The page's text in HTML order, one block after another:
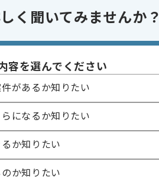
く聞いてみませんか？
容を選んでください
があるか知りたい
になるか知りたい
か知りたい
か知りたい